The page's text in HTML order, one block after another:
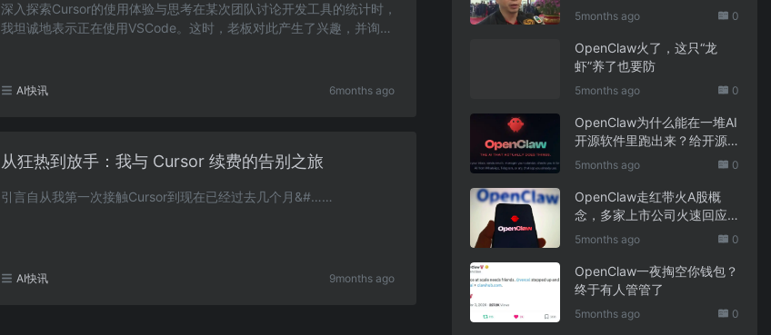
深入探索Cursor的使用体验与思考在某次团队讨论开发工具的统计时，
我坦诚地表示正在使用VSCode。这时，老板对此产生了兴趣，并询问
AI快讯 6months ago
从狂热到放手：我与 Cursor 续费的告别之旅
引言自从我第一次接触Cursor到现在已经过去几个月&#……
AI快讯 9months ago
｜科技观察
5months ago 0
OpenClaw火了，这只“龙
虾”养了也要防
5months ago 0
OpenClaw为什么能在一堆AI
开源软件里跑出来？给开源
项目的三点启示
5months ago 0
OpenClaw走红带火A股概
念，多家上市公司火速回应
业务布局
5months ago 0
OpenClaw一夜掏空你钱包？
终于有人管管了
5months ago 0